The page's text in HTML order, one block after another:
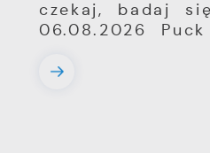
czekaj, badaj
06.08.2026